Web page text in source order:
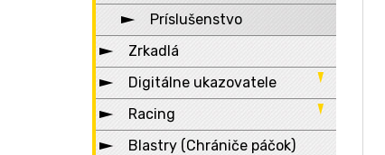
KTM
Suzuki
Triumph
Yamaha
Universální
Príslušenstvo
Zrkadlá
Digitálne ukazovatele
Motohodiny
Ukazovateľ rýchlosti
Racing
Padáky
Blastry (Chrániče páčok)